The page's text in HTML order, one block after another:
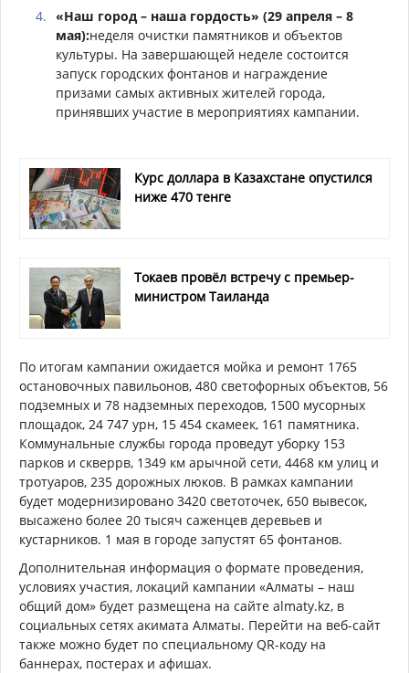
«Наш город – наша гордость» (29 апреля – 8
мая):неделя очистки памятников и объектов
культуры. На завершающей неделе состоится
запуск городских фонтанов и награждение
призами самых активных жителей города,
принявших участие в мероприятиях кампании.
Курс доллара в Казахстане опустился
ниже 470 тенге
Токаев провёл встречу с премьер-
министром Таиланда
По итогам кампании ожидается мойка и ремонт 1765
остановочных павильонов, 480 светофорных объектов, 56
подземных и 78 надземных переходов, 1500 мусорных
площадок, 24 747 урн, 15 454 скамеек, 161 памятника.
Коммунальные службы города проведут уборку 153
парков и скверрв, 1349 км арычной сети, 4468 км улиц и
тротуаров, 235 дорожных люков. В рамках кампании
будет модернизировано 3420 светоточек, 650 вывесок,
высажено более 20 тысяч саженцев деревьев и
кустарников. 1 мая в городе запустят 65 фонтанов.
Дополнительная информация о формате проведения,
условиях участия, локаций кампании «Алматы – наш
общий дом» будет размещена на сайте аlmaty.kz, в
социальных сетях акимата Алматы. Перейти на веб-сайт
также можно будет по специальному QR-коду на
баннерах, постерах и афишах.